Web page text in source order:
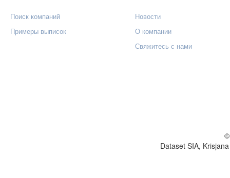
Поиск компаний
Примеры выписок
Новости
О компании
Свяжитесь с нами
Dataset SIA,